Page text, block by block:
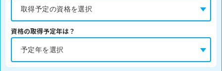
資格の取得予定年は？